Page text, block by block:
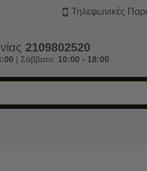
Τηλεφωνικές
2109802520
| Σάββατο: 10:00 - 18:00